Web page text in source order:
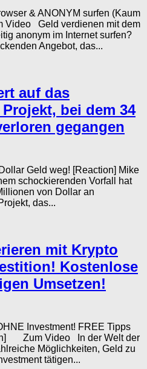
& ANONYM surfen (Kaum
Geld verdienen mit dem
anonym im Internet surfen?
Angebot, das...
auf das
bei dem 34
gegangen
Geld weg! [Reaction] Mike
schockierenden Vorfall hat
von Dollar an
das...
mit Krypto
Kostenlose
Umsetzen!
Investment! FREE Tipps
Zum Video In der Welt der
Möglichkeiten, Geld zu
tätigen...